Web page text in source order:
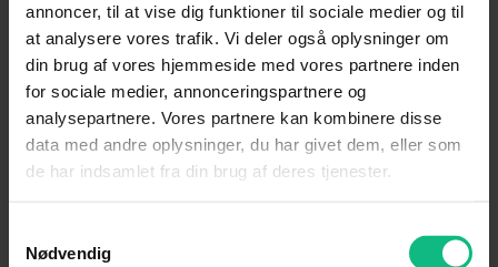
annoncer, til at vise dig funktioner til sociale medier og til
at analysere vores trafik. Vi deler også oplysninger om
din brug af vores hjemmeside med vores partnere inden
for sociale medier, annonceringspartnere og
analysepartnere. Vores partnere kan kombinere disse
data med andre oplysninger, du har givet dem, eller som
de har indsamlet fra din brug af deres tjenester.
Nødvendig
Hyundai i20
1,25 Style 84HK 5d
-
2019 62.000 Benzin
PLUG-IN HYBRID